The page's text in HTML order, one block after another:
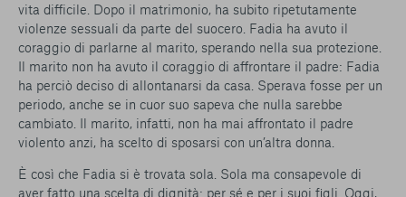
vita difficile. Dopo il matrimonio, ha subito ripetutamente
violenze sessuali da parte del suocero. Fadia ha avuto il
coraggio di parlarne al marito, sperando nella sua protezione.
Il marito non ha avuto il coraggio di affrontare il padre: Fadia
ha perciò deciso di allontanarsi da casa. Sperava fosse per un
periodo, anche se in cuor suo sapeva che nulla sarebbe
cambiato. Il marito, infatti, non ha mai affrontato il padre
violento anzi, ha scelto di sposarsi con un’altra donna.
È così che Fadia si è trovata sola. Sola ma consapevole di
aver fatto una scelta di dignità: per sé e per i suoi figli. Oggi,